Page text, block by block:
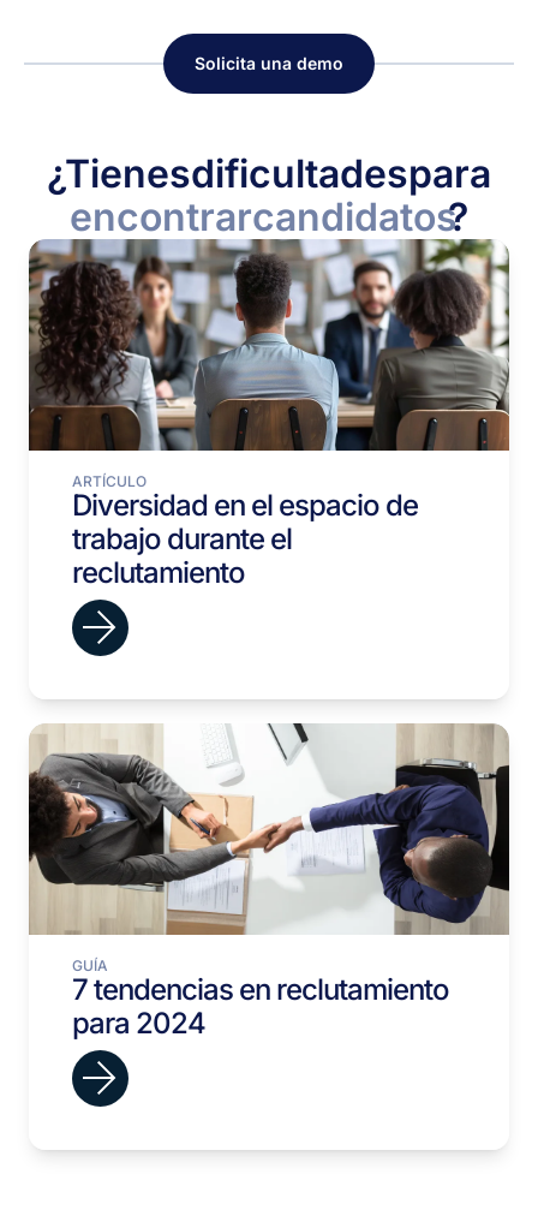
Solicita una demo
¿Tienesdificultadespara
encontrarcandidatos?
ARTÍCULO
Diversidad en el espacio de
trabajo durante el
reclutamiento
GUÍA
7 tendencias en reclutamiento
para 2024